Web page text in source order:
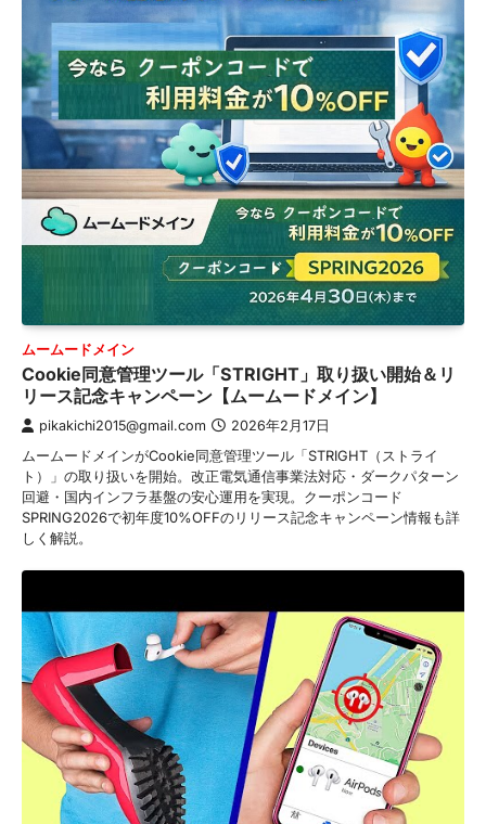
ムームードメイン
Cookie同意管理ツール「STRIGHT」取り扱い開始＆リ
リース記念キャンペーン【ムームードメイン】
pikakichi2015@gmail.com 2026年2月17日
ムームードメインがCookie同意管理ツール「STRIGHT（ストライ
ト）」の取り扱いを開始。改正電気通信事業法対応・ダークパターン
回避・国内インフラ基盤の安心運用を実現。クーポンコード
SPRING2026で初年度10%OFFのリリース記念キャンペーン情報も詳
しく解説。